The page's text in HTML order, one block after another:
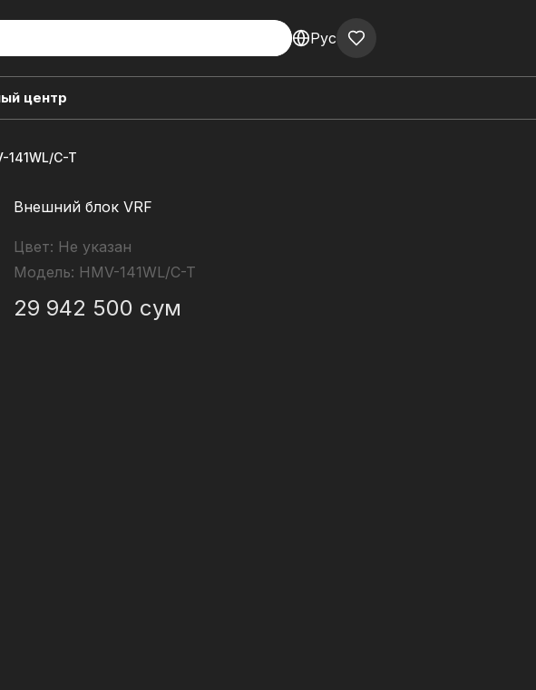
Рус
центр
141WL/C-T
Внешний блок VRF
Цвет: Не указан
Модель: HMV-141WL/C-T
29 942 500 сум